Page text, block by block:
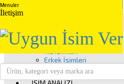
Menuler
İletişim
Kuranda Geçen İsimler
Peygamber İsimleri
Erkek İsimleri